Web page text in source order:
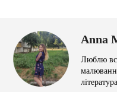
Anna
Люблю